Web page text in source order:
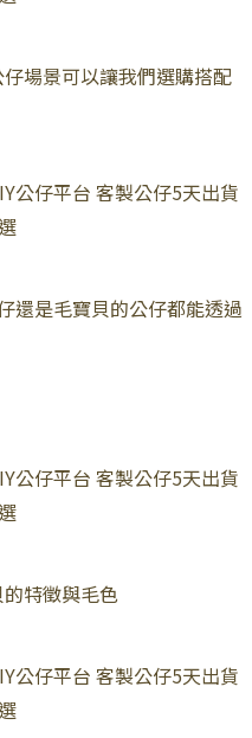
場景可以讓我們選購搭配
還是毛寶貝的公仔都能透過
特徵與毛色